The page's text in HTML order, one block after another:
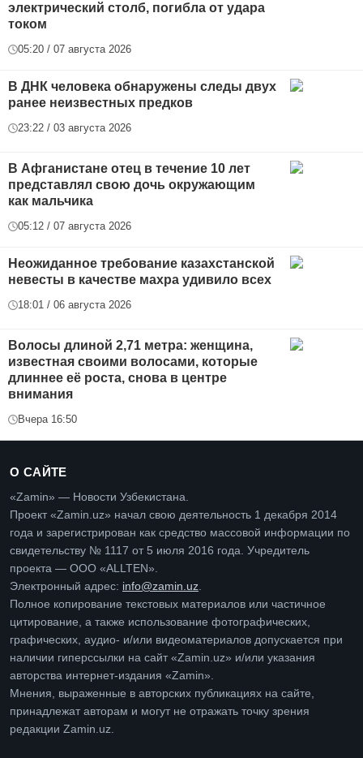
электрический столб, погибла от удара
током
05:20 / 07 августа 2026
В ДНК человека обнаружены следы двух
ранее неизвестных предков
23:22 / 03 августа 2026
В Афганистане отец в течение 10 лет
представлял свою дочь окружающим
как мальчика
05:12 / 07 августа 2026
Неожиданное требование казахстанской
невесты в качестве махра удивило всех
18:01 / 06 августа 2026
Волосы длиной 2,71 метра: женщина,
известная своими волосами, которые
длиннее её роста, снова в центре
внимания
Вчера 16:50
О САЙТЕ
«Zamin» — Новости Узбекистана.
Проект «Zamin.uz» начал свою деятельность 1 декабря 2014
года и зарегистрирован как средство массовой информации по
свидетельству № 1117 от 5 июля 2016 года. Учредитель
проекта — ООО «ALLTEN».
Электронный адрес: info@zamin.uz.
Полное копирование текстовых материалов или частичное
цитирование, а также использование фотографических,
графических, аудио- и/или видеоматериалов допускается при
наличии гиперссылки на сайт «Zamin.uz» и/или указания
авторства интернет-издания «Zamin».
Мнения, выраженные в авторских публикациях на сайте,
принадлежат авторам и могут не отражать точку зрения
редакции Zamin.uz.